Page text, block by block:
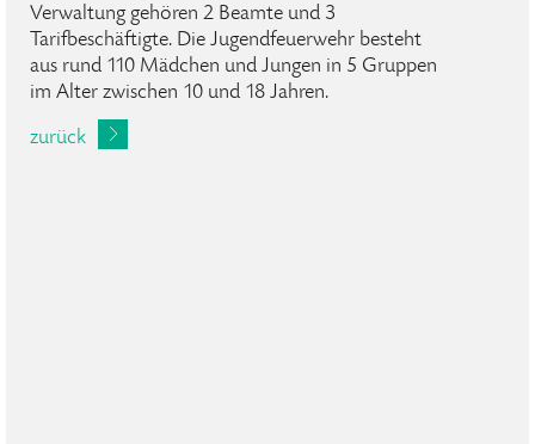
Verwaltung gehören 2 Beamte und 3
Tarifbeschäftigte. Die Jugendfeuerwehr besteht
aus rund 110 Mädchen und Jungen in 5 Gruppen
im Alter zwischen 10 und 18 Jahren.
zurück